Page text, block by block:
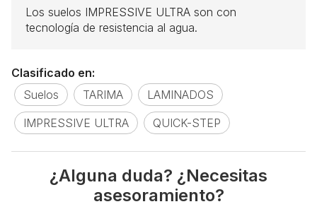
Los suelos IMPRESSIVE ULTRA son con
tecnología de resistencia al agua.
Clasificado en:
Suelos
TARIMA
LAMINADOS
IMPRESSIVE ULTRA
QUICK-STEP
¿Alguna duda? ¿Necesitas
asesoramiento?